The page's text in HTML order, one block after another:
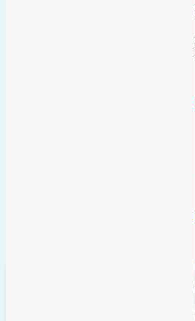
Cần bán 45m2 (3,75×12) đất Đông
rộng 2,3m hướng Đông Nam cách
hội chợ triển lãm quốc gia 800m giá
BẤT ĐỘNG SẢN CÙNG